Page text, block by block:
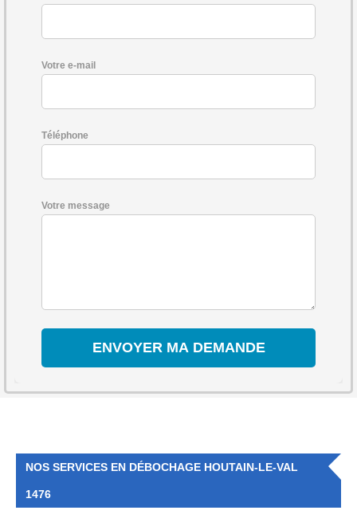
Votre e-mail
Téléphone
Votre message
NOS SERVICES EN DÉBOCHAGE HOUTAIN-LE-VAL
1476